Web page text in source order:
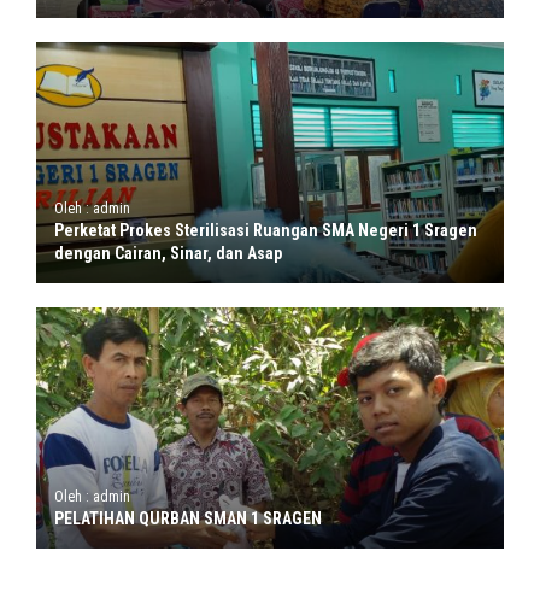
Oleh : admin
Perketat Prokes Sterilisasi Ruangan SMA Negeri 1 Sragen
dengan Cairan, Sinar, dan Asap
Oleh : admin
PELATIHAN QURBAN SMAN 1 SRAGEN